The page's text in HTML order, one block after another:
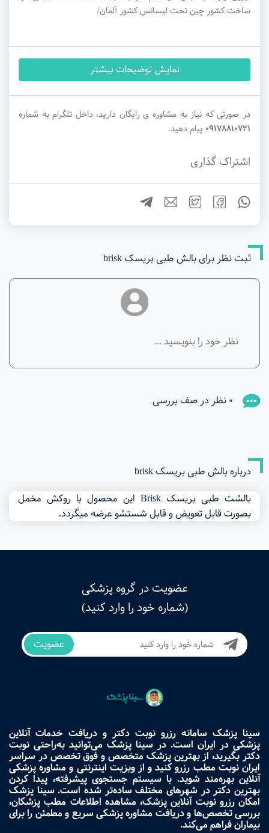
ساخت کشور چین تحت لیسانس کشور آلمان/
نمایش توضیحات بیشتر
در صورتی که نیاز به مشاوره ی رایگان دارید، داخل تلگرام به شماره
09178810721 پیام دهید.
اشتراک گذاری
ثبت نظر برای بالش طبی بریسک brisk
0 نظر در صف بررسی
درباره بالش طبی بریسک brisk
بالشت طبی بریسک Brisk این محصول با روکش مخمل
بصورت قابل تعویض و قابل شستشو عرضه میگردد.
عضویت در گروه پزشکی
(شماره خود را وارد کنید)
عضویت
سینا پزشک سامانه رزرو نوبت دکتر و دریافت خدمات آنلاین
پزشکی در ایران است. در سینا پزشک می‌توانید به‌راحتی نوبت
دکتر بگیرید، از بهترین پزشک متخصص و فوق تخصص در سراسر
ایران نوبت مطب رزرو کنید و از ویزیت اینترنتی و مشاوره پزشکی
آنلاین بهره‌مند شوید. با سیستم جستجوی پیشرفته، پیدا کردن
بهترین دکتر در شهرهای مختلف ساده‌تر شده است. سینا پزشک
امکان رزرو نوبت آنلاین پزشک، مشاهده اطلاعات مطب پزشکان،
بررسی تخصص‌ها و دریافت مشاوره پزشکی سریع و مطمئن را برای
بیماران فراهم می‌کند.